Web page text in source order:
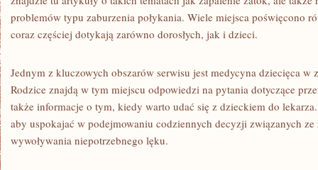
problemów typu zaburzenia połykania. Wiele miejsca poświęcono
coraz częściej dotykają zarówno dorosłych, jak i dzieci.
Jednym z kluczowych obszarów serwisu jest medycyna dziecięca w
Rodzice znajdą w tym miejscu odpowiedzi na pytania dotyczące
także informacje o tym, kiedy warto udać się z dzieckiem do
aby uspokajać w podejmowaniu codziennych decyzji związanych ze
wywoływania niepotrzebnego lęku.